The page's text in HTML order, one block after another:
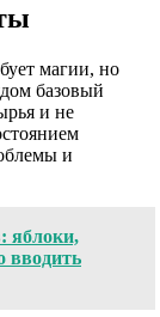
магии, но
базовый
и не
и
яблоки,
вводить